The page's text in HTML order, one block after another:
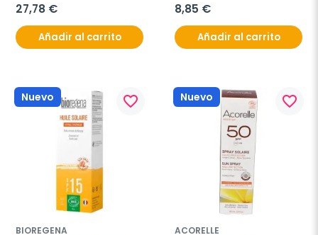
27,78 €
Añadir al carrito
8,85 €
Añadir al carrito
Nuevo favorite_border
BIOREGENA
Nuevo favorite_border
ACORELLE